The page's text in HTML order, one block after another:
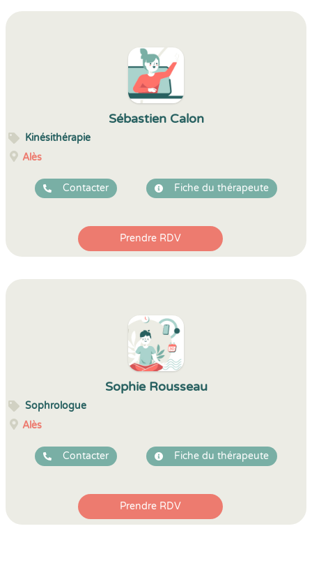
Sébastien Calon
Kinésithérapie
Alès
Contacter Fiche du thérapeute
Prendre RDV
Sophie Rousseau
Sophrologue
Alès
Contacter Fiche du thérapeute
Prendre RDV